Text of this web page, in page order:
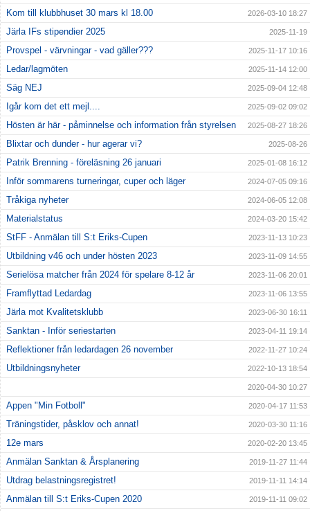
Kom till klubbhuset 30 mars kl 18.00 2026-03-10 18:27
Järla IFs stipendier 2025 2025-11-19
Provspel - värvningar - vad gäller??? 2025-11-17 10:16
Ledar/lagmöten 2025-11-14 12:00
Säg NEJ 2025-09-04 12:48
Igår kom det ett mejl.... 2025-09-02 09:02
Hösten är här - påminnelse och information från styrelsen 2025-08-27 18:26
Blixtar och dunder - hur agerar vi? 2025-08-26
Patrik Brenning - föreläsning 26 januari 2025-01-08 16:12
Inför sommarens turneringar, cuper och läger 2024-07-05 09:16
Tråkiga nyheter 2024-06-05 12:08
Materialstatus 2024-03-20 15:42
StFF - Anmälan till S:t Eriks-Cupen 2023-11-13 10:23
Utbildning v46 och under hösten 2023 2023-11-09 14:55
Serielösa matcher från 2024 för spelare 8-12 år 2023-11-06 20:01
Framflyttad Ledardag 2023-11-06 13:55
Järla mot Kvalitetsklubb 2023-06-30 16:11
Sanktan - Inför seriestarten 2023-04-11 19:14
Reflektioner från ledardagen 26 november 2022-11-27 10:24
Utbildningsnyheter 2022-10-13 18:54
2020-04-30 10:27
Appen "Min Fotboll" 2020-04-17 11:53
Träningstider, påsklov och annat! 2020-03-30 11:16
12e mars 2020-02-20 13:45
Anmälan Sanktan & Årsplanering 2019-11-27 11:44
Utdrag belastningsregistret! 2019-11-11 14:14
Anmälan till S:t Eriks-Cupen 2020 2019-11-11 09:02